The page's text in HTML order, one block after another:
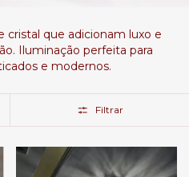
cristal que adicionam luxo e
Iluminação perfeita para
e modernos.
Filtrar